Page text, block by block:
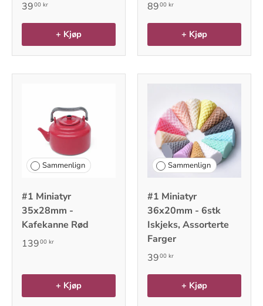
3900 kr
+ Kjøp
8900 kr
+ Kjøp
Sammenlign
#1 Miniatyr
35x28mm -
Kafekanne Rød
13900 kr
+ Kjøp
Sammenlign
#1 Miniatyr
36x20mm - 6stk
Iskjeks, Assorterte
Farger
3900 kr
+ Kjøp